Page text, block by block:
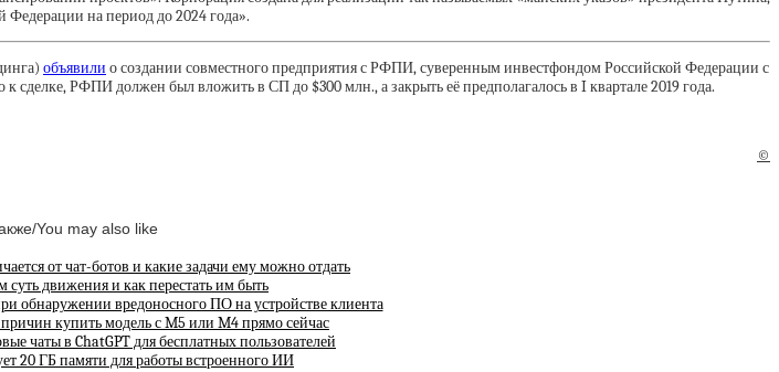
Федерации на период до 2024 года».
объявили о создании совместного предприятия с РФПИ, суверенным инвестфондом Российской Федерации с
РФПИ должен был вложить в СП до $300 млн., а закрыть её предполагалось в I квартале 2019 года.
©
You may also like
от чат-ботов и какие задачи ему можно отдать
суть движения и как перестать им быть
обнаружении вредоносного ПО на устройстве клиента
купить модель с M5 или M4 прямо сейчас
чаты в ChatGPT для бесплатных пользователей
20 ГБ памяти для работы встроенного ИИ